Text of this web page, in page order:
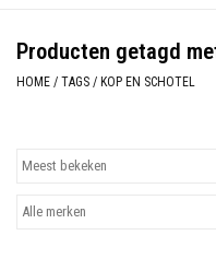
Albast waxinehouders van Zenza
Dierenlampen
Producten getagd
HOME / TAGS / KOP EN SCHOTEL